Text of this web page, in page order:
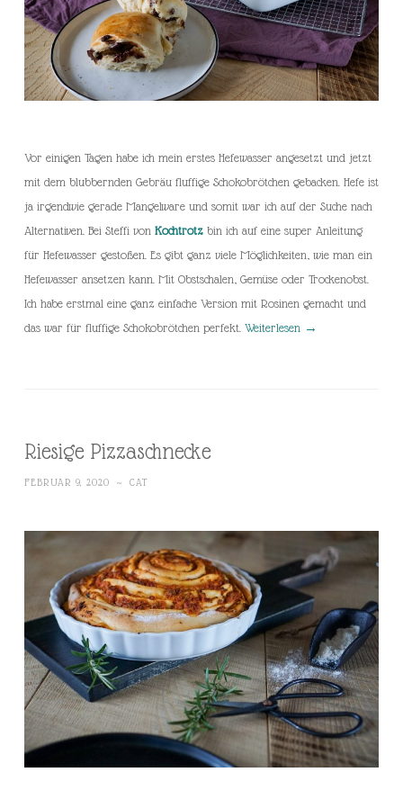
Vor einigen Tagen habe ich mein erstes Hefewasser angesetzt und jetzt
mit dem blubbernden Gebräu fluffige Schokobrötchen gebacken. Hefe ist
ja irgendwie gerade Mangelware und somit war ich auf der Suche nach
Alternativen. Bei Steffi von Kochtrotz bin ich auf eine super Anleitung
für Hefewasser gestoßen. Es gibt ganz viele Möglichkeiten, wie man ein
Hefewasser ansetzen kann. Mit Obstschalen, Gemüse oder Trockenobst.
Ich habe erstmal eine ganz einfache Version mit Rosinen gemacht und
das war für fluffige Schokobrötchen perfekt. Weiterlesen →
Riesige Pizzaschnecke
FEBRUAR 9, 2020 ~ CAT